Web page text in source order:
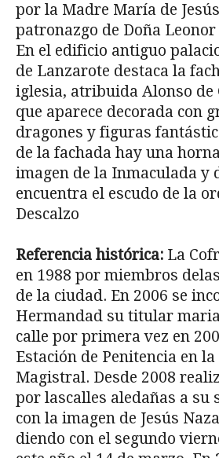
por la Madre María de
patronazgo de Doña
En el edificio antiguo
de Lanzarote destaca la
iglesia, atribuida Alonso de
que aparece decorada con
dragones y figuras
de la fachada hay una
imagen de la Inma­culada y
encuentra el escudo de la
Descalzo
Referencia histórica: La
en 1988 por miembros
de la ciudad. En 2006 se
Hermandad su titular
calle por primera vez en
Estación de Peni­tencia en la
Magistral. Desde 2008
por lascalles aledañas a su
con la imagen de Jesús
diendo con el segundo